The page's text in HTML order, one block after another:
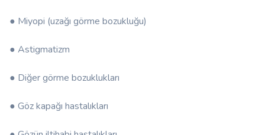
● Miyopi (uzağı görme bozukluğu)
● Astigmatizm
● Diğer görme bozuklukları
● Göz kapağı hastalıkları